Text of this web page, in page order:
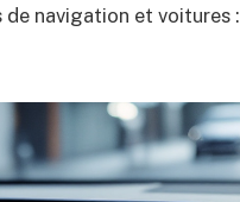
de navigation et voitures :